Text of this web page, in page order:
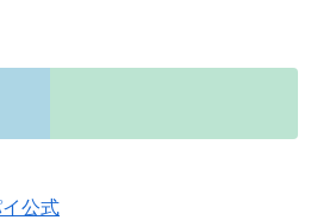
公式